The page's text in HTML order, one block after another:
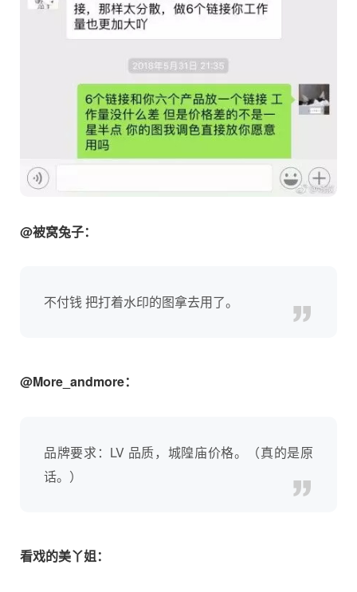
@被窝兔子：
不付钱 把打着水印的图拿去用了。
@More_andmore：
品牌要求：LV 品质，城隍庙价格。（真的是原
话。）
看戏的美丫姐：